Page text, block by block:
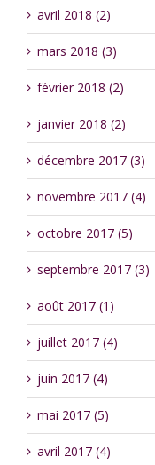
avril 2018 (2)
mars 2018 (3)
février 2018 (2)
janvier 2018 (2)
décembre 2017 (3)
novembre 2017 (4)
octobre 2017 (5)
septembre 2017 (3)
août 2017 (1)
juillet 2017 (4)
juin 2017 (4)
mai 2017 (5)
avril 2017 (4)